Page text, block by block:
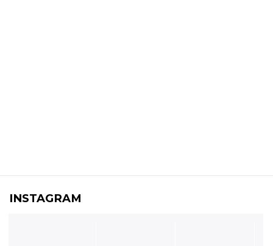
INSTAGRAM